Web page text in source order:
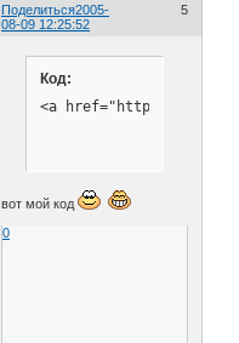
Поделиться 5
2005-
08-09 12:25:52
Код:
<a href="http://
вот мой код
0